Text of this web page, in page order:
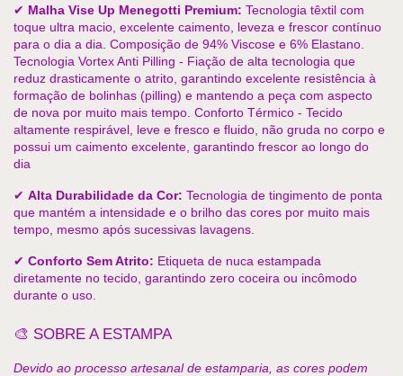
✔ Malha Vise Up Menegotti Premium: Tecnologia têxtil com
toque ultra macio, excelente caimento, leveza e frescor contínuo
para o dia a dia. Composição de 94% Viscose e 6% Elastano.
Tecnologia Vortex Anti Pilling - Fiação de alta tecnologia que
reduz drasticamente o atrito, garantindo excelente resistência à
formação de bolinhas (pilling) e mantendo a peça com aspecto
de nova por muito mais tempo. Conforto Térmico - Tecido
altamente respirável, leve e fresco e fluido, não gruda no corpo e
possui um caimento excelente, garantindo frescor ao longo do
dia
✔ Alta Durabilidade da Cor: Tecnologia de tingimento de ponta
que mantém a intensidade e o brilho das cores por muito mais
tempo, mesmo após sucessivas lavagens.
✔ Conforto Sem Atrito: Etiqueta de nuca estampada
diretamente no tecido, garantindo zero coceira ou incômodo
durante o uso.
🎨 SOBRE A ESTAMPA
Devido ao processo artesanal de estamparia, as cores podem